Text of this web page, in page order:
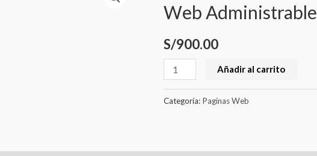
Web Administrable
S/900.00
cantidad
Añadir al carrito
Categoría: Paginas Web